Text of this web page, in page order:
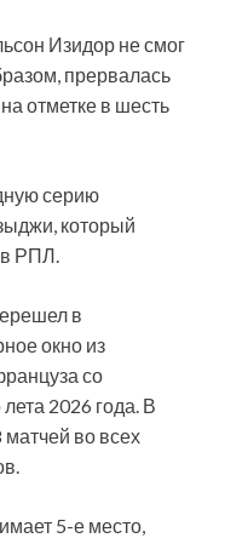
Изидор не смог
прервалась
отметке в шесть
серию
который
РПЛ.
в
окно из
со
2026 года. В
во всех
5-е место,